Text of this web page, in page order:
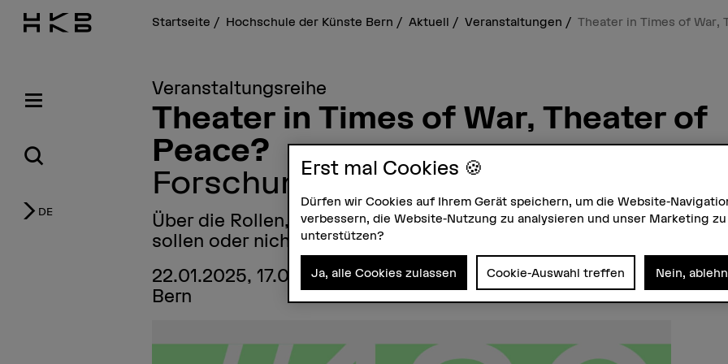
DE
Startseite Hochschule der Künste Bern Aktuell Veranstaltungen Theater in Times of War,
Veranstaltungsreihe
Theater in Times of War, Theater of
Peace?
Forschungs-Mittwoch #180
Über die Rollen, die (darstellende) Künste spielen können, müssen,
sollen oder nicht.
22.01.2025, 17.00–19.00 Uhr – Living Room, Moserstrasse 30,
Bern
Erst mal Cookies 🍪
Dürfen wir Cookies auf Ihrem Gerät speichern, um die Website-
verbessern, die Website-Nutzung zu analysieren und unser Marketing zu
unterstützen?
Ja, alle Cookies zulassen Cookie-Auswahl treffen Nein,